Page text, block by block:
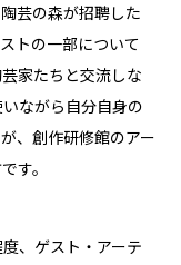
芸の森が招聘した
トの一部について
家たちと交流しな
ながら自分自身の
、創作研修館のアー
す。
、ゲスト・アーテ